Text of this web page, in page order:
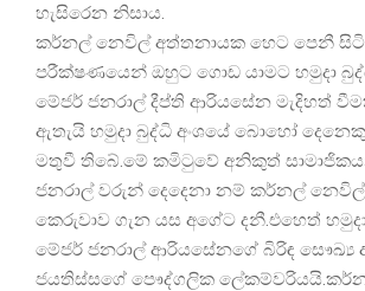
හැසිරෙන නිසාය.
කර්නල් නෙවිල් අත්තනායක හෙට පෙනී
පරීක්ෂණයෙන් ඔහුට ගොඩ යාමට හමුදා
මේජර් ජනරාල් දීප්ති ආරියසේන මැදිහත්
ඇතැයි හමුදා බුද්ධි අංශයේ බොහෝ
මතුවී තිබේ.මේ කමිටුවේ අනිකුත්
ජනරාල් වරුන් දෙදෙනා නම් කර්නල්
කෙරුවාව ගැන යස අගේට දනී.එහෙත්
මේජර් ජනරාල් ආරියසේනගේ බිරිඳ සෞඛ්‍ය
ජයතිස්සගේ පෞද්ගලික